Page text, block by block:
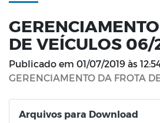
DE VEÍCULOS 06/
Publicado em 01/07/2019 às
GERENCIAMENTO DA FROTA
Arquivos para Download